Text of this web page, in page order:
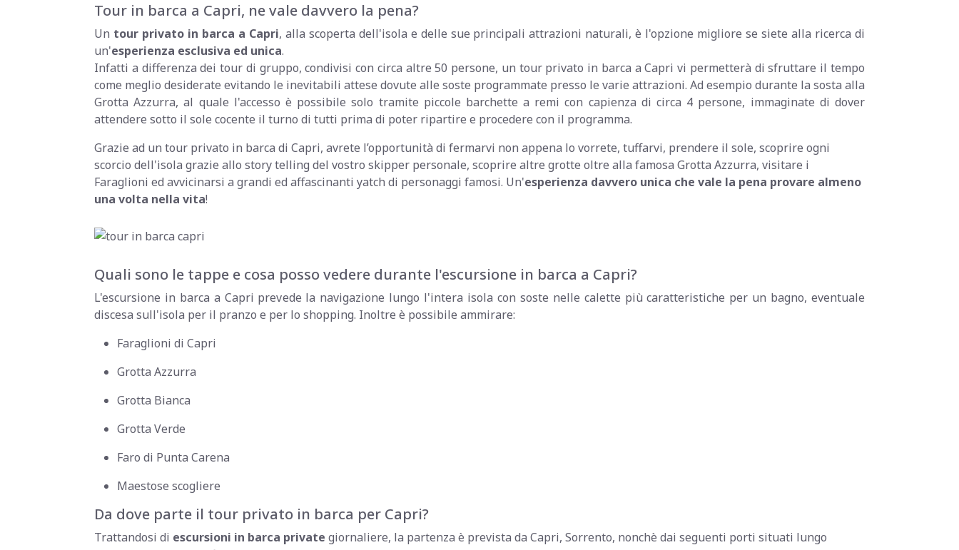
Tour in barca a Capri, ne vale davvero la pena?
Un tour privato in barca a Capri, alla scoperta dell'isola e delle sue principali attrazioni naturali, è l'opzione migliore se siete alla ricerca di
un'esperienza esclusiva ed unica.
Infatti a differenza dei tour di gruppo, condivisi con circa altre 50 persone, un tour privato in barca a Capri vi permetterà di sfruttare il tempo
come meglio desiderate evitando le inevitabili attese dovute alle soste programmate presso le varie attrazioni. Ad esempio durante la sosta alla
Grotta Azzurra, al quale l'accesso è possibile solo tramite piccole barchette a remi con capienza di circa 4 persone, immaginate di dover
attendere sotto il sole cocente il turno di tutti prima di poter ripartire e procedere con il programma.
Grazie ad un tour privato in barca di Capri, avrete l’opportunità di fermarvi non appena lo vorrete, tuffarvi, prendere il sole, scoprire ogni
scorcio dell'isola grazie allo story telling del vostro skipper personale, scoprire altre grotte oltre alla famosa Grotta Azzurra, visitare i
Faraglioni ed avvicinarsi a grandi ed affascinanti yatch di personaggi famosi. Un'esperienza davvero unica che vale la pena provare almeno
una volta nella vita!
Quali sono le tappe e cosa posso vedere durante l'escursione in barca a Capri?
L'escursione in barca a Capri prevede la navigazione lungo l'intera isola con soste nelle calette più caratteristiche per un bagno, eventuale
discesa sull'isola per il pranzo e per lo shopping. Inoltre è possibile ammirare:
Faraglioni di Capri
Grotta Azzurra
Grotta Bianca
Grotta Verde
Faro di Punta Carena
Maestose scogliere
Da dove parte il tour privato in barca per Capri?
Trattandosi di escursioni in barca private giornaliere, la partenza è prevista da Capri, Sorrento, nonchè dai seguenti porti situati lungo